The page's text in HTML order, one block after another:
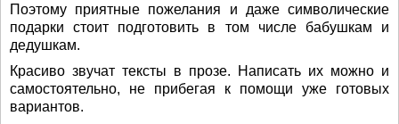
Поэтому приятные пожелания и даже символические
подарки стоит подготовить в том числе бабушкам и
дедушкам.
Красиво звучат тексты в прозе. Написать их можно и
самостоятельно, не прибегая к помощи уже готовых
вариантов.